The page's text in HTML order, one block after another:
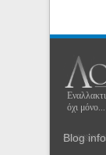
όχι μόνο...
Blog info